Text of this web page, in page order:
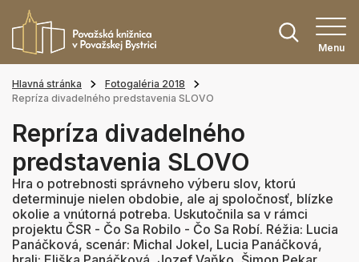
Menu
Hlavná stránka
Fotogaléria 2018
Repríza divadelného predstavenia SLOVO
Repríza divadelného
predstavenia SLOVO
Hra o potrebnosti správneho výberu slov, ktorú
determinuje nielen obdobie, ale aj spoločnosť, blízke
okolie a vnútorná potreba. Uskutočnila sa v rámci
projektu ČSR - Čo Sa Robilo - Čo Sa Robí. Réžia: Lucia
Panáčková, scenár: Michal Jokel, Lucia Panáčková,